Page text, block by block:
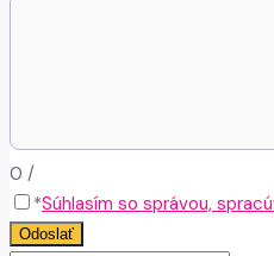
0 /
*Súhlasím so správou,
Odoslať